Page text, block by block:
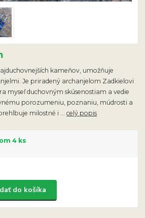
kameňov, umožňuje
Je priradený archanjelom Zadkielovi
myseľ duchovným skúsenostiam a vedie
porozumeniu, poznaniu, múdrosti a
milostné i ...celý popis
4 ks
do košíka